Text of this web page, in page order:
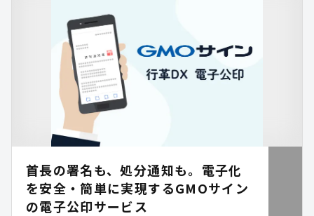
首長の署名も、処分通知も。電子化
を安全・簡単に実現するGMOサイン
の電子公印サービス